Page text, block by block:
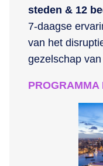
steden & 12
7-daagse
van het
gezelschap